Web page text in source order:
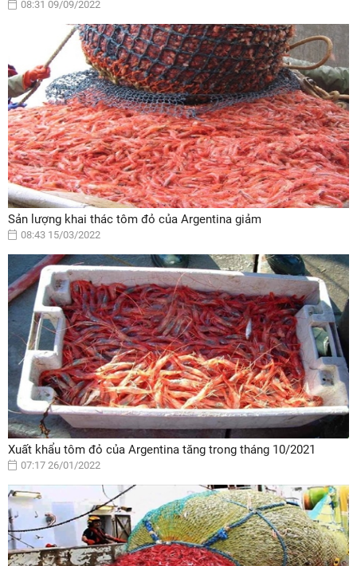
08:31 09/09/2022
Sản lượng khai thác tôm đỏ của Argentina giảm
08:43 15/03/2022
Xuất khẩu tôm đỏ của Argentina tăng trong tháng 10/2021
07:17 26/01/2022